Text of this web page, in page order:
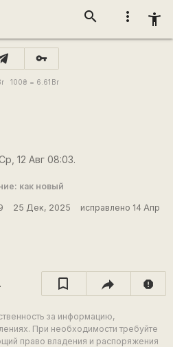
more_vert accessibility_new
search
vpn_key
100₴ = 6.61 Br
12 Авг 08:03.
как новый
25 Дек, 2025 исправлено 14 Апр
report
за информацию,
При необходимости требуйте
право владения и распоряжения